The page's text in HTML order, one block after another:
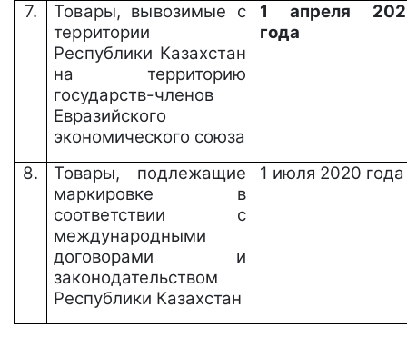
7. Товары, вывозимые с
территории
Республики Казахстан
на территорию
государств-членов
Евразийского
экономического союза
1 апреля
года
8.
Товары, подлежащие
маркировке в
соответствии с
международными
договорами и
законодательством
Республики Казахстан
1 июля 2020 года